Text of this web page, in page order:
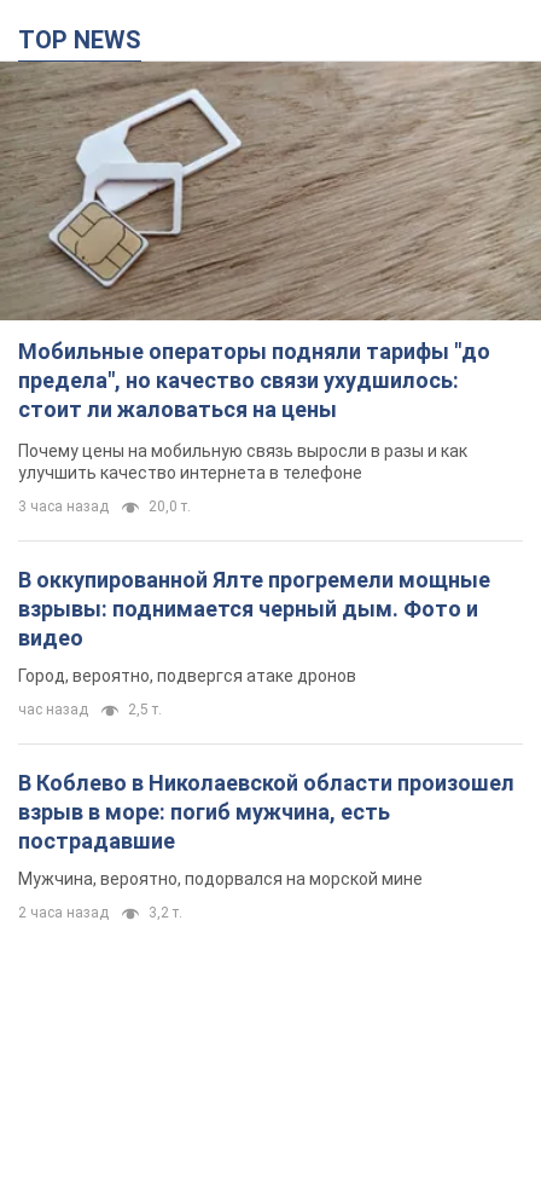
Мобильные операторы подняли тарифы "до
предела", но качество связи ухудшилось:
стоит ли жаловаться на цены
Почему цены на мобильную связь выросли в разы и как
улучшить качество интернета в телефоне
3 часа назад 20,0 т.
В оккупированной Ялте прогремели мощные
взрывы: поднимается черный дым. Фото и
видео
час назад 2,5 т.
В Коблево в Николаевской области произошел
взрыв в море: погиб мужчина, есть
пострадавшие
Мужчина, вероятно, подорвался на морской мине
2 часа назад 3,2 т.